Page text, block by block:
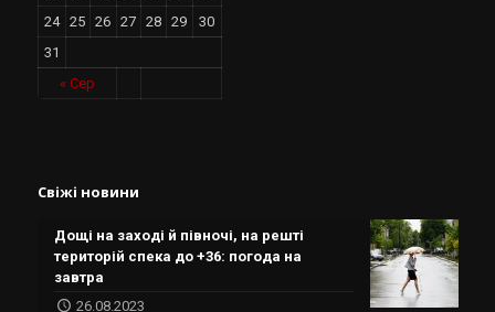
« Сер
24
25 26 27 28 29
30
31
Свіжі новини
Дощі на заході й півночі, на решті
територій спека до +36: погода на
завтра
26.08.2023